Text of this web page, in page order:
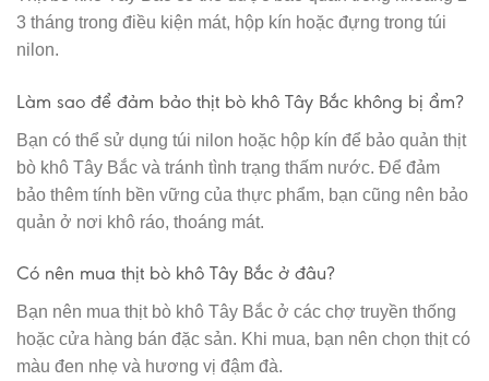
3 tháng trong điều kiện mát, hộp kín hoặc đựng trong túi
nilon.
Làm sao để đảm bảo thịt bò khô Tây Bắc không bị ẩm?
Bạn có thể sử dụng túi nilon hoặc hộp kín để bảo quản thịt
bò khô Tây Bắc và tránh tình trạng thấm nước. Để đảm
bảo thêm tính bền vững của thực phẩm, bạn cũng nên bảo
quản ở nơi khô ráo, thoáng mát.
Có nên mua thịt bò khô Tây Bắc ở đâu?
Bạn nên mua thịt bò khô Tây Bắc ở các chợ truyền thống
hoặc cửa hàng bán đặc sản. Khi mua, bạn nên chọn thịt có
màu đen nhẹ và hương vị đậm đà.